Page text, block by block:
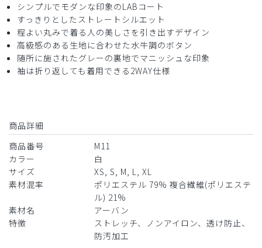
M様
購入確認済み
年齢:50代 身長: 161-165cm 体重:51-55kg
３つボタンの方がしっくりくるのと、少し生地があつけれど
シワになりにくく、高級な感じはあり
シンプルでモダンな印象のLABコート
すっきりとしたストレートシルエット
程よい丸みで着る人の美しさを引き出すデザイン
高級感のある生地に合わせた水牛調のボタン
随所に施されたグレーの裏地でマニッシュな印象
袖は折り返しても着用できる2WAY仕様
商品詳細
商品番号
M11
カラー
白
サイズ
XS, S, M, L, XL
素材混率
ポリエステル 79% 複合繊維(ポリエステ
ル) 21%
素材名
アーバン
特徴
ストレッチ、ノンアイロン、透け防止、
防汚加工